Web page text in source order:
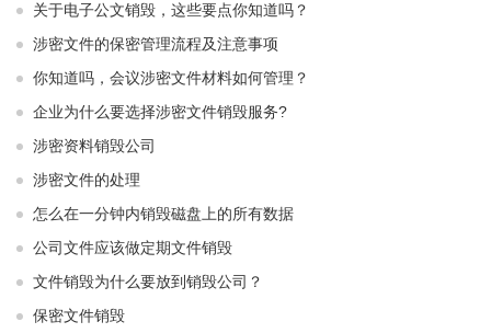
关于电子公文销毁，这些要点你知道吗？
涉密文件的保密管理流程及注意事项
你知道吗，会议涉密文件材料如何管理？
企业为什么要选择涉密文件销毁服务?
涉密资料销毁公司
涉密文件的处理
怎么在一分钟内销毁磁盘上的所有数据
公司文件应该做定期文件销毁
文件销毁为什么要放到销毁公司？
保密文件销毁